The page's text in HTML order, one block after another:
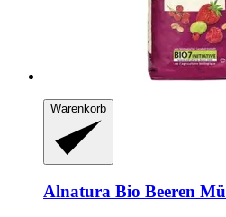
Warenkorb
Alnatura Bio Beeren